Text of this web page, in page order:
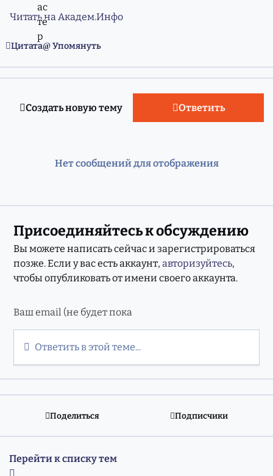
Читать на Академ.Инфо
Цитата Упомянуть
Создать новую тему Ответить
Нет сообщений для отображения
Присоединяйтесь к обсуждению
Вы можете написать сейчас и зарегистрироваться
позже. Если у вас есть аккаунт,авторизуйтесь,
чтобы опубликовать от имени своего аккаунта.
Ответить в этой теме...
Поделиться Подписчики
Перейти к списку тем